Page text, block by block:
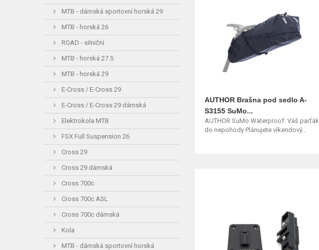
MTB - dámská sportovní horská 29
MTB - horská 26
ROAD - silniční
MTB - horská 27.5
MTB - horská 29
E-Cross / E-Cross 29
E-Cross / E-Cross 29 dámská
Elektrokola MTB
FSX Full Suspension 26
Cross 29
Cross 29 dámská
Cross 700c
Cross 700c ASL
Cross 700c dámská
Kola
MTB - dámská sportovní horská
AUTHOR Brašna pod sedlo A-
S3155 SuMo...
AUTHOR SuMo Waterproof: Váš parťák
do nepohody Plánujete víkendový...